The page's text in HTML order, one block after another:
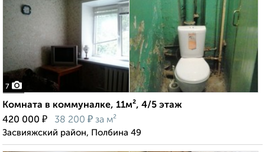
7
Комната в коммуналке, 11м², 4/5 этаж
420 000 ₽ 38 200 ₽ за м²
Засвияжский район, Полбина 49